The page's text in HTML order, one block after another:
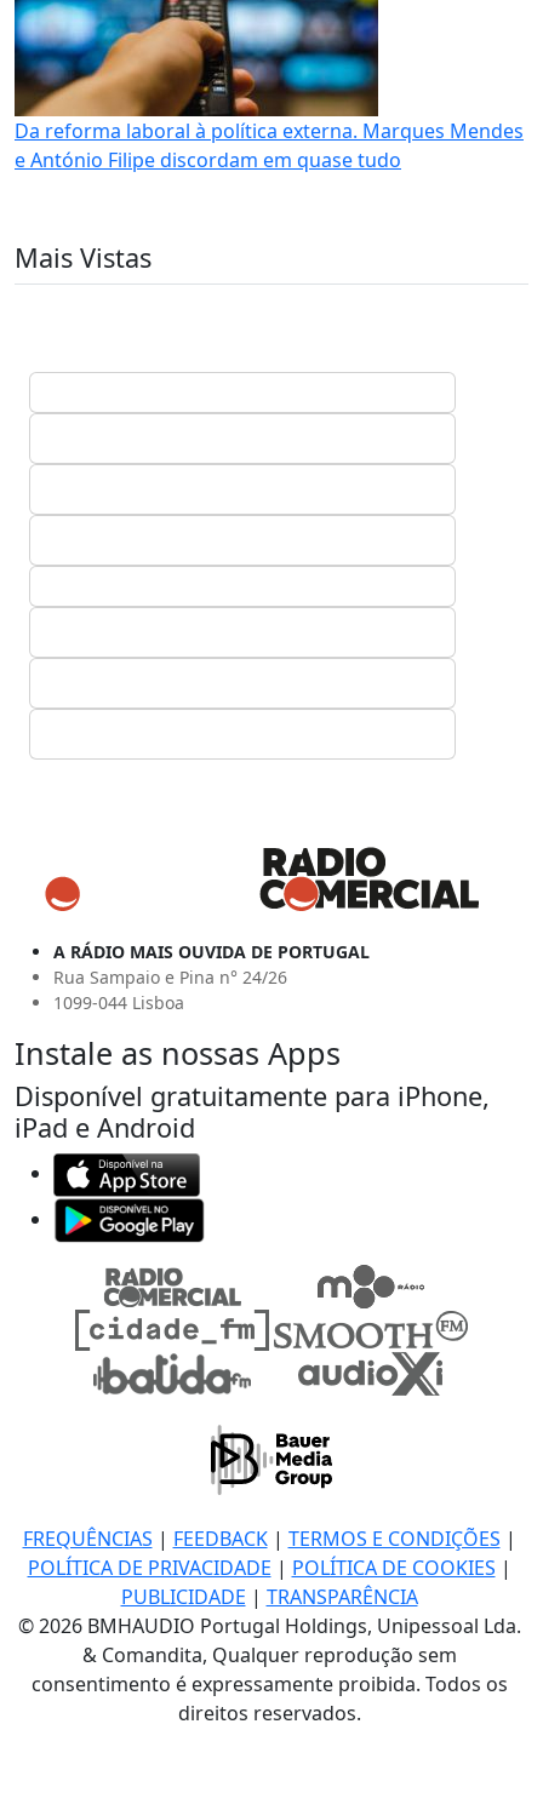
Da reforma laboral à política externa. Marques Mendes
e António Filipe discordam em quase tudo
Mais Vistas
A RÁDIO MAIS OUVIDA DE PORTUGAL
Rua Sampaio e Pina n° 24/26
1099-044 Lisboa
Instale as nossas Apps
Disponível gratuitamente para iPhone,
iPad e Android
FREQUÊNCIAS | FEEDBACK| TERMOS E CONDIÇÕES |
POLÍTICA DE PRIVACIDADE | POLÍTICA DE COOKIES |
PUBLICIDADE | TRANSPARÊNCIA
© 2026 BMHAUDIO Portugal Holdings, Unipessoal Lda.
& Comandita, Qualquer reprodução sem
consentimento é expressamente proibida. Todos os
direitos reservados.